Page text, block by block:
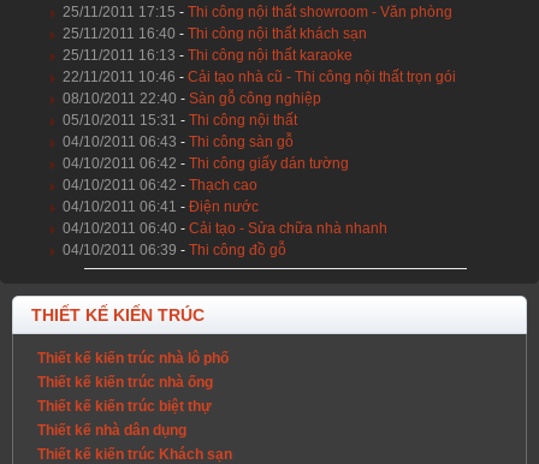
25/11/2011 17:15 - Thi công nội thất showroom - Văn phòng
25/11/2011 16:40 - Thi công nội thất khách sạn
25/11/2011 16:13 - Thi công nội thất karaoke
22/11/2011 10:46 - Cải tạo nhà cũ - Thi công nội thất trọn gói
08/10/2011 22:40 - Sàn gỗ công nghiệp
05/10/2011 15:31 - Thi công nội thất
04/10/2011 06:43 - Thi công sàn gỗ
04/10/2011 06:42 - Thi công giấy dán tường
04/10/2011 06:42 - Thạch cao
04/10/2011 06:41 - Điện nước
04/10/2011 06:40 - Cải tạo - Sửa chữa nhà nhanh
04/10/2011 06:39 - Thi công đồ gỗ
THIẾT KẾ KIẾN TRÚC
Thiết kế kiến trúc nhà lô phố
Thiết kế kiến trúc nhà ống
Thiết kế kiến trúc biệt thự
Thiết kế nhà dân dụng
Thiết kế kiến trúc Khách sạn